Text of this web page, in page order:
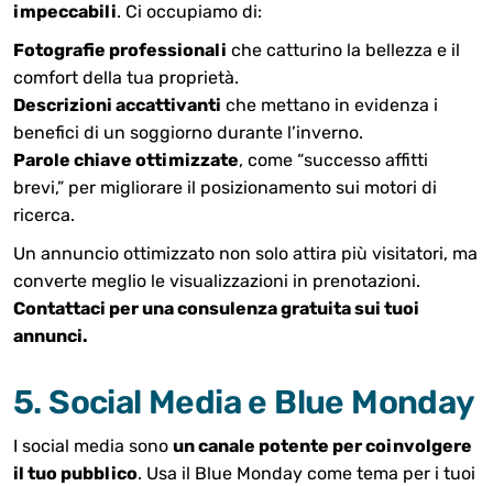
impeccabili. Ci occupiamo di:
Fotografie professionali che catturino la bellezza e il
comfort della tua proprietà.
Descrizioni accattivanti che mettano in evidenza i
benefici di un soggiorno durante l’inverno.
Parole chiave ottimizzate, come “successo affitti
brevi,” per migliorare il posizionamento sui motori di
ricerca.
Un annuncio ottimizzato non solo attira più visitatori, ma
converte meglio le visualizzazioni in prenotazioni.
Contattaci per una consulenza gratuita sui tuoi
annunci.
5. Social Media e Blue Monday
I social media sono un canale potente per coinvolgere
il tuo pubblico. Usa il Blue Monday come tema per i tuoi